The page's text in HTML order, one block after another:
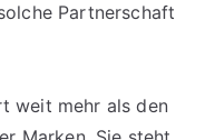
Partnerschaft
weit mehr als den